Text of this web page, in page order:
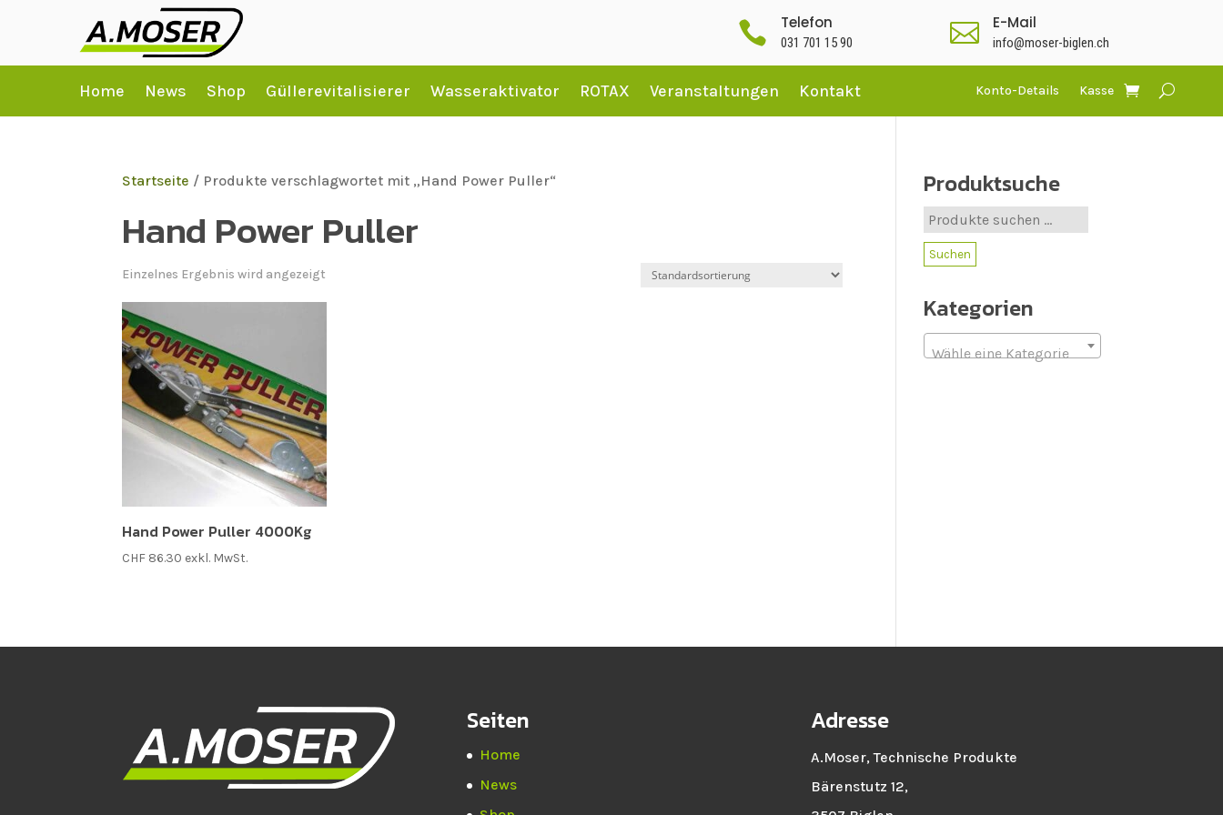
 Telefon
031 701 15 90  E-Mail
info@moser-biglen.ch
Home News Shop Güllerevitalisierer Wasseraktivator ROTAX Veranstaltungen Kontakt Konto-Details Kasse
Startseite / Produkte verschlagwortet mit „Hand Power Puller“
Hand Power Puller
Einzelnes Ergebnis wird angezeigt
Hand Power Puller 4000Kg
CHF 86.30 exkl. MwSt.
Produktsuche
Suche
nach:
Suchen
Kategorien
Wähle eine Kategorie
Seiten
Home
News
Adresse
A.Moser, Technische Produkte
Bärenstutz 12,